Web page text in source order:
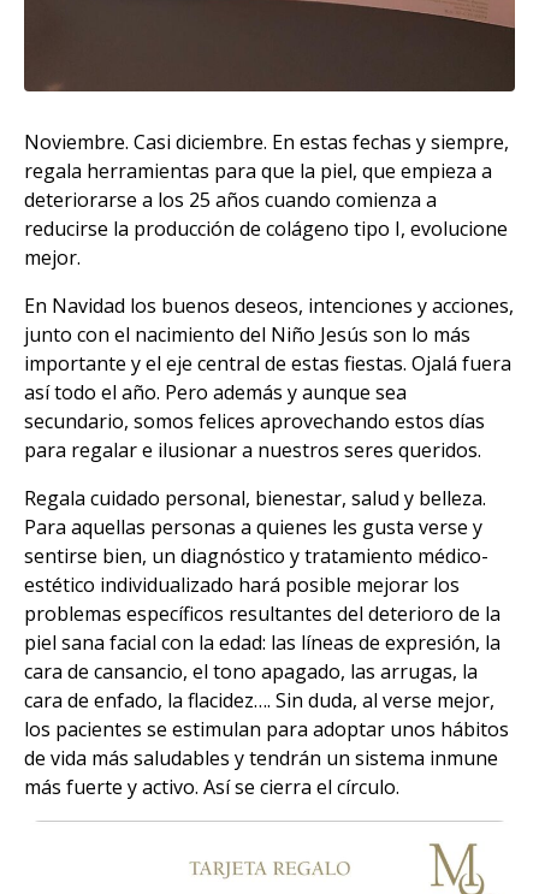
Noviembre. Casi diciembre. En estas fechas y siempre,
regala herramientas para que la piel, que empieza a
deteriorarse a los 25 años cuando comienza a
reducirse la producción de colágeno tipo I, evolucione
mejor.
En Navidad los buenos deseos, intenciones y acciones,
junto con el nacimiento del Niño Jesús son lo más
importante y el eje central de estas fiestas. Ojalá fuera
así todo el año. Pero además y aunque sea
secundario, somos felices aprovechando estos días
para regalar e ilusionar a nuestros seres queridos.
Regala cuidado personal, bienestar, salud y belleza.
Para aquellas personas a quienes les gusta verse y
sentirse bien, un diagnóstico y tratamiento médico-
estético individualizado hará posible mejorar los
problemas específicos resultantes del deterioro de la
piel sana facial con la edad: las líneas de expresión, la
cara de cansancio, el tono apagado, las arrugas, la
cara de enfado, la flacidez…. Sin duda, al verse mejor,
los pacientes se estimulan para adoptar unos hábitos
de vida más saludables y tendrán un sistema inmune
más fuerte y activo. Así se cierra el círculo.